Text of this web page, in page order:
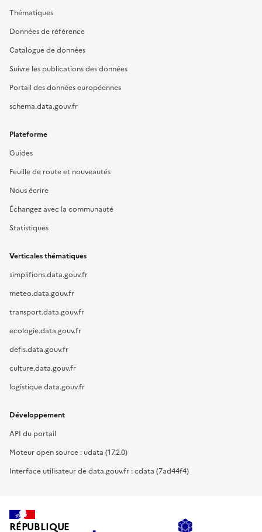
Thématiques
Données de référence
Catalogue de données
Suivre les publications des données
Portail des données européennes
schema.data.gouv.fr
Plateforme
Guides
Feuille de route et nouveautés
Nous écrire
Échangez avec la communauté
Statistiques
Verticales thématiques
simplifions.data.gouv.fr
meteo.data.gouv.fr
transport.data.gouv.fr
ecologie.data.gouv.fr
defis.data.gouv.fr
culture.data.gouv.fr
logistique.data.gouv.fr
Développement
API du portail
Moteur open source : udata (17.2.0)
Interface utilisateur de data.gouv.fr : cdata (7ad44f4)
RÉPUBLIQUE